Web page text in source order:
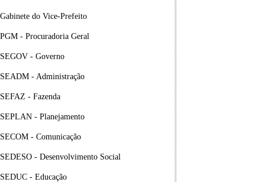
Gabinete do Vice-Prefeito
PGM - Procuradoria Geral
SEGOV - Governo
SEADM - Administração
SEFAZ - Fazenda
SEPLAN - Planejamento
SECOM - Comunicação
SEDESO - Desenvolvimento Social
SEDUC - Educação